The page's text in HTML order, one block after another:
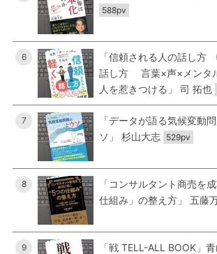
588pv
6
「信頼される人の話し方
話し方 言葉×声×メンタ
人を惹きつける」 司 拓也
7
「データが語る気候変動
ソ」 杉山大志 529pv
8
「コンサルタント商売を
仕組み」の整え方」 五藤
9 「戦 TELL-ALL BOOK」